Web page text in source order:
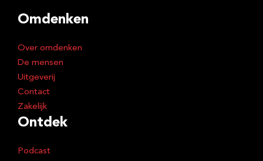
Omdenken
Over omdenken
De mensen
Uitgeverij
Contact
Zakelijk
Ontdek
Podcast